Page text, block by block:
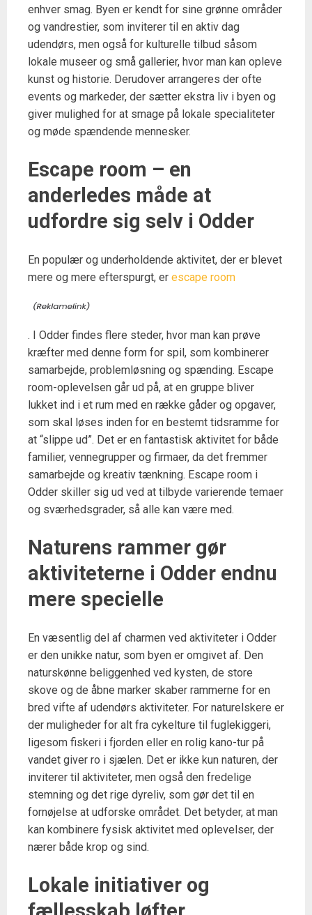
enhver smag. Byen er kendt for sine grønne områder
og vandrestier, som inviterer til en aktiv dag
udendørs, men også for kulturelle tilbud såsom
lokale museer og små gallerier, hvor man kan opleve
kunst og historie. Derudover arrangeres der ofte
events og markeder, der sætter ekstra liv i byen og
giver mulighed for at smage på lokale specialiteter
og møde spændende mennesker.
Escape room – en
anderledes måde at
udfordre sig selv i Odder
En populær og underholdende aktivitet, der er blevet
mere og mere efterspurgt, er escape room
. I Odder findes flere steder, hvor man kan prøve
kræfter med denne form for spil, som kombinerer
samarbejde, problemløsning og spænding. Escape
room-oplevelsen går ud på, at en gruppe bliver
lukket ind i et rum med en række gåder og opgaver,
som skal løses inden for en bestemt tidsramme for
at “slippe ud”. Det er en fantastisk aktivitet for både
familier, vennegrupper og firmaer, da det fremmer
samarbejde og kreativ tænkning. Escape room i
Odder skiller sig ud ved at tilbyde varierende temaer
og sværhedsgrader, så alle kan være med.
Naturens rammer gør
aktiviteterne i Odder endnu
mere specielle
En væsentlig del af charmen ved aktiviteter i Odder
er den unikke natur, som byen er omgivet af. Den
naturskønne beliggenhed ved kysten, de store
skove og de åbne marker skaber rammerne for en
bred vifte af udendørs aktiviteter. For naturelskere er
der muligheder for alt fra cykelture til fuglekiggeri,
ligesom fiskeri i fjorden eller en rolig kano-tur på
vandet giver ro i sjælen. Det er ikke kun naturen, der
inviterer til aktiviteter, men også den fredelige
stemning og det rige dyreliv, som gør det til en
fornøjelse at udforske området. Det betyder, at man
kan kombinere fysisk aktivitet med oplevelser, der
nærer både krop og sind.
Lokale initiativer og